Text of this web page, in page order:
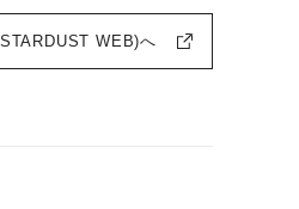
WEB)へ